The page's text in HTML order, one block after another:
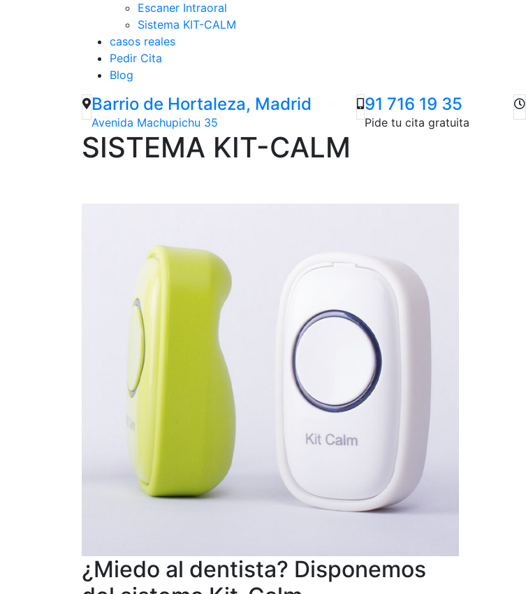
Escaner Intraoral
Sistema KIT-CALM
casos reales
Pedir Cita
Blog
Barrio de Hortaleza, Madrid
Avenida Machupichu 35
91 716 19 35
Pide tu cita gratuita
SISTEMA KIT-CALM
¿Miedo al dentista? Disponemos